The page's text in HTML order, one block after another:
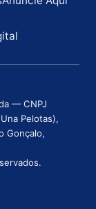
— CNPJ
Pelotas),
Gonçalo,